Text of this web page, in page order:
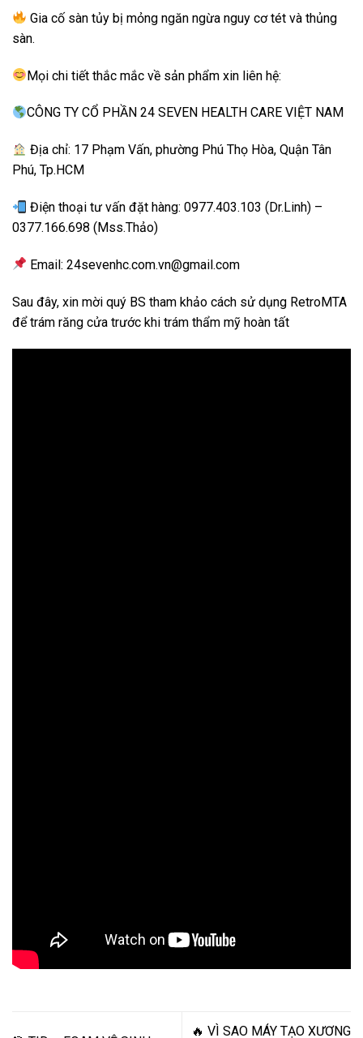
Gia cố sàn tủy bị mỏng ngăn ngừa nguy cơ tét và thủng
sàn.
Mọi chi tiết thắc mắc về sản phẩm xin liên hệ:
CÔNG TY CỔ PHẦN 24 SEVEN HEALTH CARE VIỆT NAM
Địa chỉ: 17 Phạm Vấn, phường Phú Thọ Hòa, Quận Tân
Phú, Tp.HCM
Điện thoại tư vấn đặt hàng: 0977.403.103 (Dr.Linh) –
0377.166.698 (Mss.Thảo)
Email: 24sevenhc.com.vn@gmail.com
Sau đây, xin mời quý BS tham khảo cách sử dụng RetroMTA
để trám răng cửa trước khi trám thẩm mỹ hoàn tất
🔥 VÌ SAO MÁY TẠO XƯƠNG